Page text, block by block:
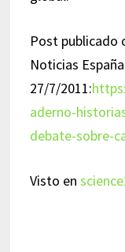
Post publicado
Noticias
27/7/2011:
aderno-
debate-sobre-
Visto en